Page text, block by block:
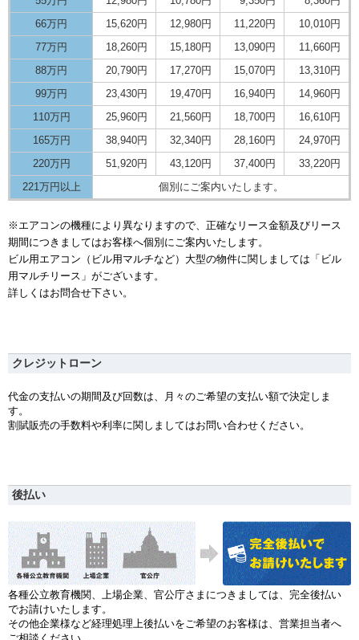
66万円
15,620円 12,980円 11,220円
10,010円
77万円
18,260円 15,180円 13,090円
11,660円
88万円
20,790円 17,270円 15,070円
13,310円
99万円
23,430円 19,470円 16,940円
14,960円
110万円
25,960円 21,560円 18,700円
16,610円
165万円
38,940円 32,340円 28,160円
24,970円
220万円
51,920円 43,120円 37,400円
33,220円
221万円以上
個別にご案内いたします。
※エアコンの機種により異なりますので、正確なリース金額及びリース
期間につきましてはお客様へ個別にご案内いたします。
ビル用エアコン（ビル用マルチなど）大型の物件に関しましては「ビル
用マルチリース」がございます。
詳しくはお問合せ下さい。
クレジットローン
代金の支払いの期間及び回数は、月々のご希望の支払い額で決定しま
す。
割賦販売の手数料や利率に関しましてはお問い合わせください。
後払い
各種公立教育機関、上場企業、官公庁さまにつきましては、完全後払い
でお請けいたします。
その他企業様など経理処理上後払いをご希望のお客様は、営業担当者へ